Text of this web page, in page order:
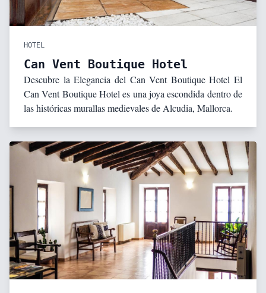
HOTEL
Can Vent Boutique Hotel
Descubre la Elegancia del Can Vent Boutique Hotel El
Can Vent Boutique Hotel es una joya escondida dentro de
las históricas murallas medievales de Alcudia, Mallorca.